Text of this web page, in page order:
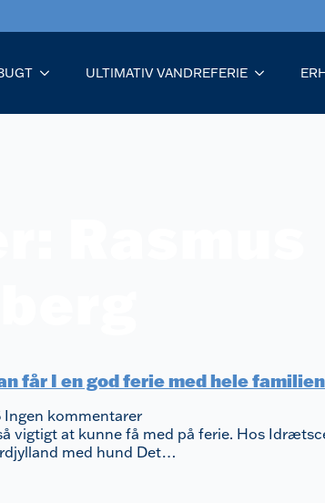
ULTIMATIV VANDREFERIE
får I en god ferie med hele familien
Ingen kommentarer
vigtigt at kunne få med på ferie. Hos
med hund Det…